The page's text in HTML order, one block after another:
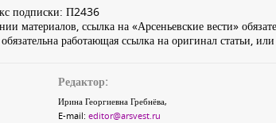
подписки: П2436
материалов, ссылка на «Арсеньевские вести»
работающая ссылка на оригинал статьи,
Редактор:
Ирина Георгиевна Гребнёва,
E-mail: editor@arsvest.ru